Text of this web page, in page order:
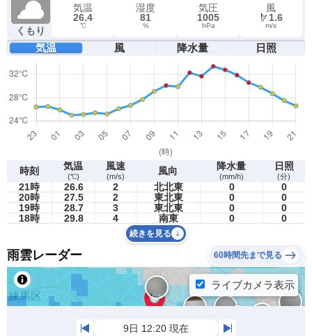
くもり
気温
26.4
℃
湿度
81
%
気圧
1005
hPa
風
1.6
m/s
気温 風 降水量 日照
時刻 気温
(℃)
風速
(m/s) 風向 降水量
(mm/h)
日照
(分)
21時 26.6 2 北北東 0
0
20時
27.5 2 東北東 0
0
19時
28.7 3 東北東 0
0
18時
29.8 4 南東 0 0
続きを見る
雨雲レーダー 60時間先まで見る